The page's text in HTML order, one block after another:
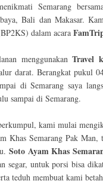
Semarang
Bali dan Makasar.
dalam acara
menggunakanTravel
darat. Berangkat pukul
di Semarang saya
sampai di Semarang.
kami mulai
Khas Semarang Pak Man,
Soto Ayam Khas
segar, untuk porsi bisa
teduh membuat kami